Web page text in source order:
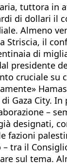
tuttora in
di dollari il
Almeno
il
di
presidente
cruciale
Gaza City.
–
designati,
il
sul tema.